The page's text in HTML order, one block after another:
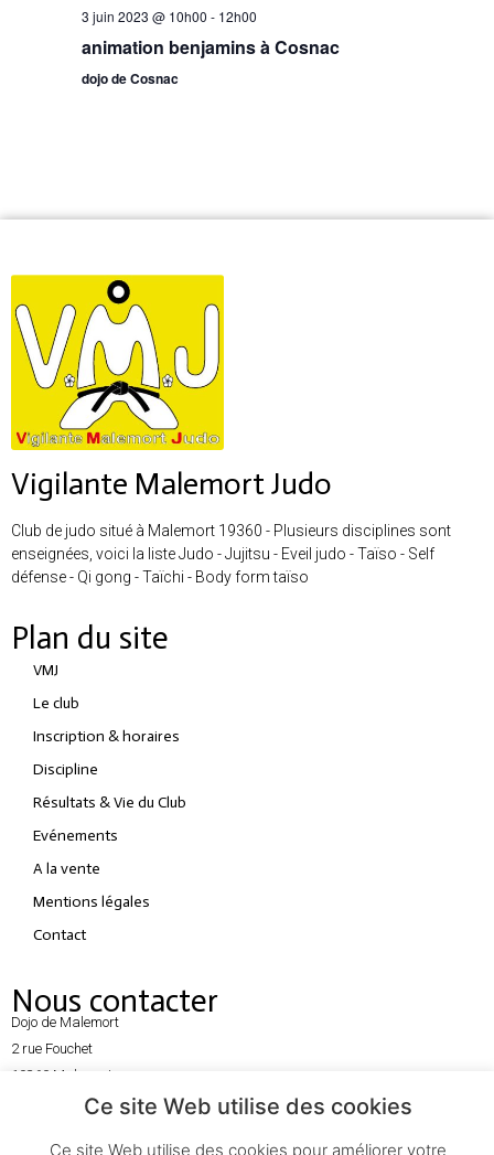
3 juin 2023 @ 10h00 - 12h00
animation benjamins à Cosnac
dojo de Cosnac
Vigilante Malemort Judo
Club de judo situé à Malemort 19360 - Plusieurs disciplines sont
enseignées, voici la liste Judo - Jujitsu - Eveil judo - Taïso - Self
défense - Qi gong - Taïchi - Body form taïso
Plan du site
VMJ
Le club
Inscription & horaires
Discipline
Résultats & Vie du Club
Evénements
A la vente
Mentions légales
Contact
Nous contacter
Dojo de Malemort
2 rue Fouchet
19360 Malemort
06 72 76 61 47
Ce site Web utilise des cookies
Ce site Web utilise des cookies pour améliorer votre